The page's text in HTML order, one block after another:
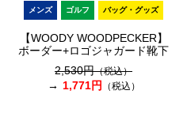
メンズ ゴルフ バッグ・グッズ
【WOODY WOODPECKER】
ボーダー+ロゴジャガード靴下
2,530円（税込）
1,771円 （税込）